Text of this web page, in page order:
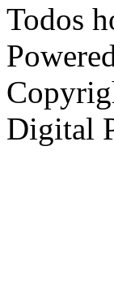
Todos
Digital